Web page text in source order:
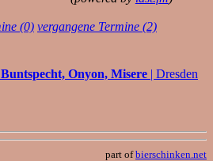
(0) vergangene Termine (2)
Onyon, Misere | Dresden
part ofbierschinken.net